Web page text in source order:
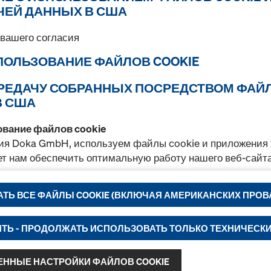
Количество
Складирование и
Новый
Подержанный
Количество
ДАННЫХ В США
согласия
ФАЙЛОВ COOKIE
СОБРАННЫХ ПОСРЕДСТВОМ
США
файлов cookie
Doka GmbH, используем файлы cookie и приложения
нам обеспечить оптимальную работу нашего веб-
улучшения функциональных возможностей
удобного использования интернет-магазина Doka,
подходящей рекламы для вас в качестве
платформах.
ВСЕ ФАЙЛЫ COOKIE (ВКЛЮЧАЯ АМЕРИКАНСКИХ
- ПРОДОЛЖАТЬ ИСПОЛЬЗОВАТЬ ТОЛЬКО
НАСТРОЙКИ ФАЙЛОВ COOKIE